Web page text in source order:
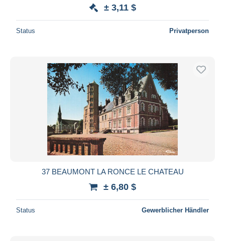
± 3,11 $
Status Privatperson
37 BEAUMONT LA RONCE LE CHATEAU
± 6,80 $
Status Gewerblicher Händler